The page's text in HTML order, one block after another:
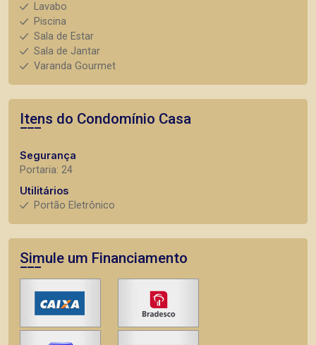
Lavabo
Piscina
Sala de Estar
Sala de Jantar
Varanda Gourmet
Itens do Condomínio Casa
Segurança
Portaria: 24
Utilitários
Portão Eletrônico
Simule um Financiamento